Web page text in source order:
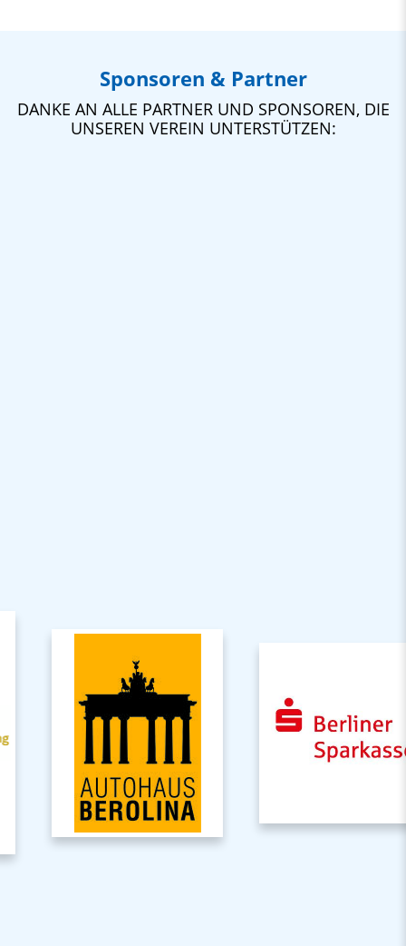
Sponsoren & Partner
DANKE AN ALLE PARTNER UND SPONSOREN, DIE
UNSEREN VEREIN UNTERSTÜTZEN: